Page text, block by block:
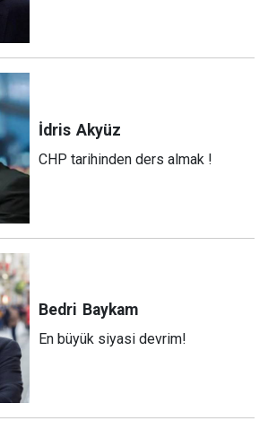
İdris Akyüz
CHP tarihinden ders almak !
Bedri Baykam
En büyük siyasi devrim!